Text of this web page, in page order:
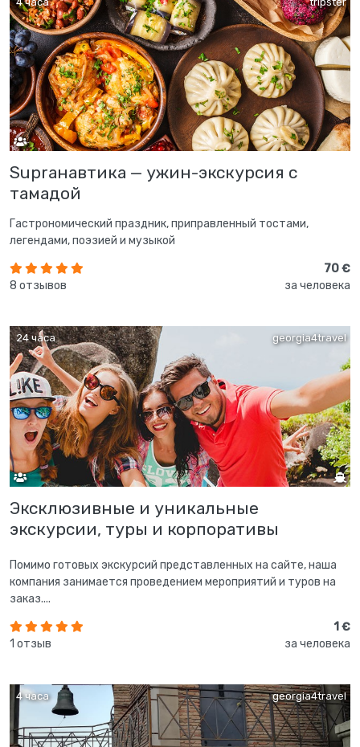
Supraнавтика — ужин-экскурсия с
тамадой
Гастрономический праздник, приправленный тостами,
легендами, поэзией и музыкой
8 отзывов
70 €
за человека
georgia4travel
24 часа
Эксклюзивные и уникальные
экскурсии, туры и корпоративы
Помимо готовых экскурсий представленных на сайте, наша
компания занимается проведением мероприятий и туров на
заказ....
1 отзыв
1 €
за человека
georgia4travel
4 часа